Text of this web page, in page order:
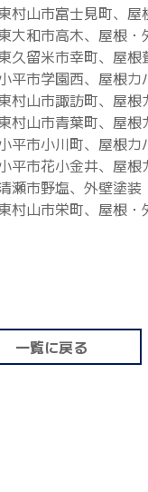
村山市富士見町、
大和市高木、屋根・
久留米市幸町、屋
平市学園西、屋根カ
村山市諏訪町、屋根
村山市青葉町、屋
平市小川町、屋根カ
平市花小金井、屋根
瀬市野塩、外壁塗装
村山市栄町、屋根・
一覧に戻る